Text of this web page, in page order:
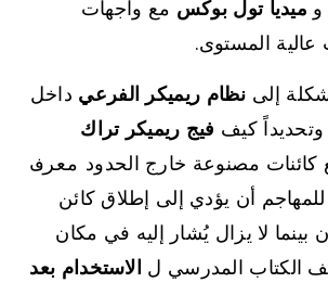
و ميديا تول بوكس مع واجهات
عالية المستوى.
إلى نظام ريميكر الفرعي داخل
فيج ريميكر تراك
كائنات مصنوعة خارج الحدود معرف
أن يؤدي إلى إطلاق كائن
بينما لا يزال يُشار إليه في مكان
الكتاب المدرسي ل الاستخدام بعد